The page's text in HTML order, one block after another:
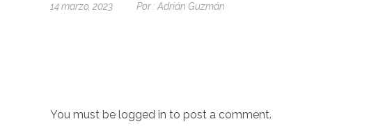
14 marzo, 2023 Por : Adrián Guzmán
You must be logged in to post a comment.